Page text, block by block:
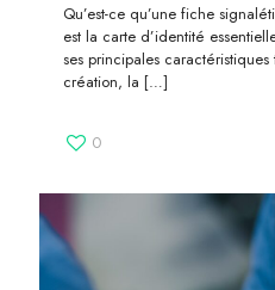
Qu’est-ce qu’une fiche
est la carte d’identité
ses principales
création, la […]
0